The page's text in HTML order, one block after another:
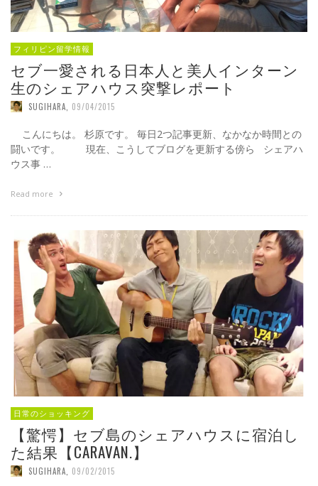
フィリピン留学情報
セブ一愛される日本人と美人インターン
生のシェアハウス突撃レポート
SUGIHARA 09/04/2015
こんにちは。 杉原です。 毎日2つ記事更新、なかなか時間との
闘いです。 現在、こうしてブログを更新する傍ら シェアハ
ウス事 …
Read more
日常のショッキング
【驚愕】セブ島のシェアハウスに宿泊し
た結果【CARAVAN.】
SUGIHARA 09/02/2015